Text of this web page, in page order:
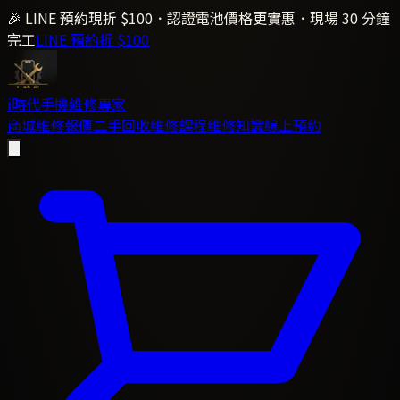
🎉 LINE 預約現折 $100．認證電池價格更實惠．現場 30 分鐘
完工LINE 預約折 $100
i時代手機維修專家
商城維修報價二手回收維修課程維修知識線上預約